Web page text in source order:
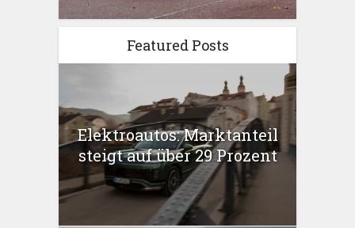
Featured Posts
Elektroautos: Marktanteil
steigt auf über 29 Prozent